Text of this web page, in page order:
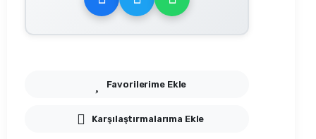
Favorilerime Ekle
Karşılaştırmalarıma Ekle